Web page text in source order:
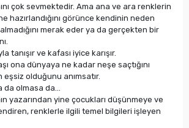
çok sevmektedir. Ama ana ve ara renklerin
hazırlandığını görünce kendinin neden
merak eder ya da gerçekten bir
tanışır ve kafası iyice karışır.
ona dünyaya ne kadar neşe saçtığını
olduğunu anımsatır.
olmasa da...
yazarından yine çocukları düşünmeye ve
renklerle ilgili temel bilgileri işleyen